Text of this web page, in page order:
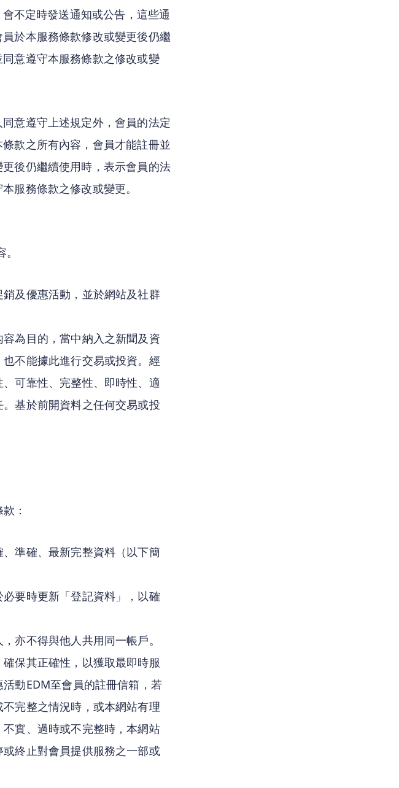
不定時發送通知或公告，這些通
於本服務條款修改或變更後仍繼
意遵守本服務條款之修改或變
意遵守上述規定外，會員的法定
款之所有內容，會員才能註冊並
後仍繼續使用時，表示會員的法
服務條款之修改或變更。
及優惠活動，並於網站及社群
為目的，當中納入之新聞及資
不能據此進行交易或投資。經
可靠性、完整性、即時性、適
基於前開資料之任何交易或投
：
準確、最新完整資料（以下簡
要時更新「登記資料」，以確
亦不得與他人共用同一帳戶。
保其正確性，以獲取最即時服
動EDM至會員的註冊信箱，若
完整之情況時，或本網站有理
實、過時或不完整時，本網站
終止對會員提供服務之一部或